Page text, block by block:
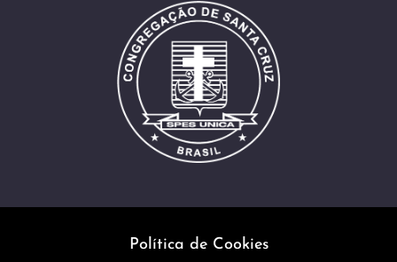
Política de Cookies